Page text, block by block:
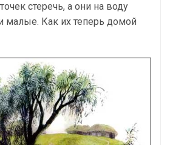
стеречь, а они на воду
малые. Как их теперь домой